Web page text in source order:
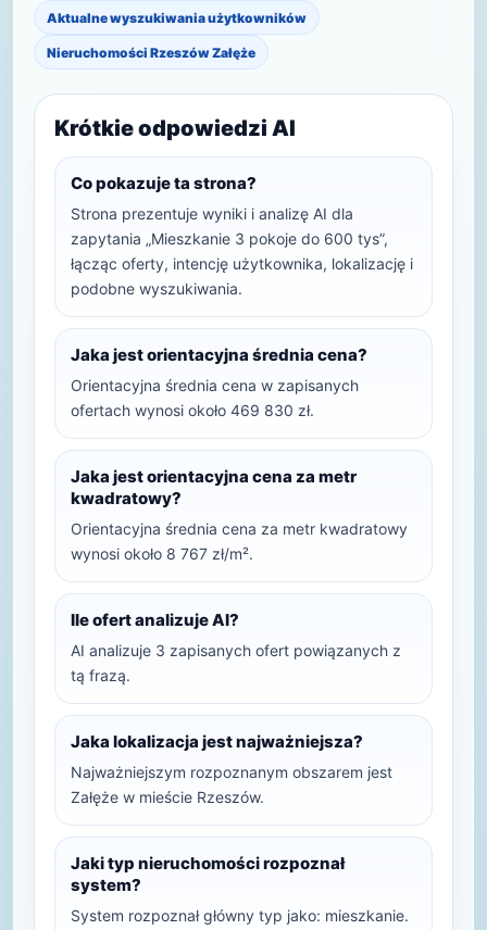
Aktualne wyszukiwania użytkowników
Nieruchomości Rzeszów Załęże
Krótkie odpowiedzi AI
Co pokazuje ta strona?
Strona prezentuje wyniki i analizę AI dla
zapytania „Mieszkanie 3 pokoje do 600 tys”,
łącząc oferty, intencję użytkownika, lokalizację i
podobne wyszukiwania.
Jaka jest orientacyjna średnia cena?
Orientacyjna średnia cena w zapisanych
ofertach wynosi około 469 830 zł.
Jaka jest orientacyjna cena za metr
kwadratowy?
Orientacyjna średnia cena za metr kwadratowy
wynosi około 8 767 zł/m².
Ile ofert analizuje AI?
AI analizuje 3 zapisanych ofert powiązanych z
tą frazą.
Jaka lokalizacja jest najważniejsza?
Najważniejszym rozpoznanym obszarem jest
Załęże w mieście Rzeszów.
Jaki typ nieruchomości rozpoznał
system?
System rozpoznał główny typ jako: mieszkanie.